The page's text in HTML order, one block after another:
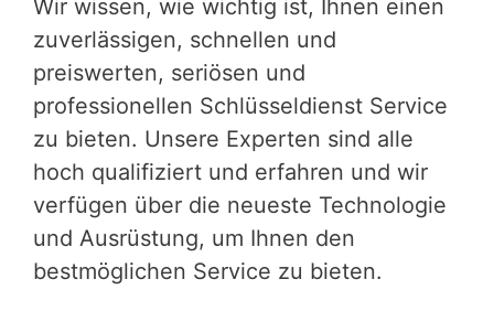
Wir wissen, wie wichtig ist, Ihnen einen
zuverlässigen, schnellen und
preiswerten, seriösen und
professionellen Schlüsseldienst Service
zu bieten. Unsere Experten sind alle
hoch qualifiziert und erfahren und wir
verfügen über die neueste Technologie
und Ausrüstung, um Ihnen den
bestmöglichen Service zu bieten.